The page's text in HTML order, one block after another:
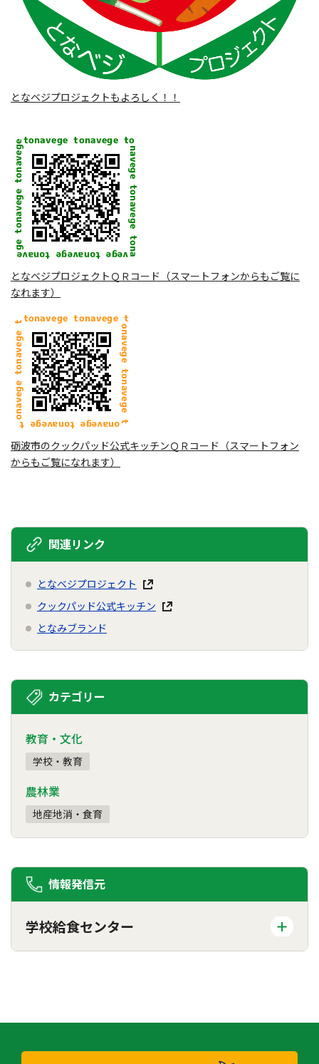
となベジプロジェクトもよろしく！！
となベジプロジェクトＱＲコード（スマートフォンからもご覧に
なれます）
砺波市のクックパッド公式キッチンＱＲコード（スマートフォン
からもご覧になれます）
関連リンク
となベジプロジェクト
クックパッド公式キッチン
となみブランド
カテゴリー
教育・文化
学校・教育
農林業
地産地消・食育
情報発信元
学校給食センター